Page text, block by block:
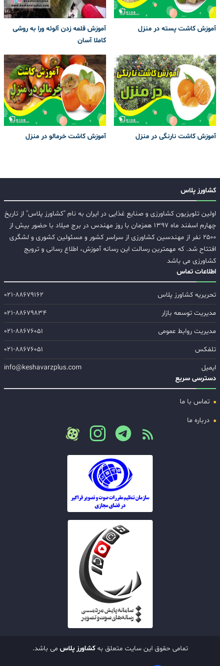
آموزش کاشت پسته در منزل
آموزش قلمه زدن آلوئه ورا به روشی
کاملا آسان
آموزش کاشت نارنگی در منزل آموزش کاشت خرمالو در منزل
کشاورز پلاس
اولین تلویزیون کشاورزی و صنایع غذایی در ایران به نام "کشاورز پلاس" از تاریخ
چهارم اسفند ماه ۱۳۹۷ همزمان با روز مهندس در برج میلاد با حضور بیش از
۲۵۰۰ نفر از مهندسین کشاورزی از سراسر کشور و مسئولین کشوری و لشگری
افتتاح شد. که مهمترین رسالت این رسانه آموزش، اطلاع رسانی و ترویج
کشاورزی می باشد
اطلاعات تماس
تحریریه کشاورز پلاس
۰۲۱-۸۸۶۷۹۱۶۲
مدیریت توسعه بازار
۰۲۱-۸۸۶۷۹۸۳۴
مدیریت روابط عمومی
۰۲۱-۸۸۶۷۶۰۵۱
تلفکس
۰۲۱-۸۸۶۷۶۰۵۱
ایمیل
info@keshavarzplus.com
دسترسی سریع
تماس با ما
درباره ما
تمامی حقوق این سایت متعلق بهکشاورز پلاس می باشد.